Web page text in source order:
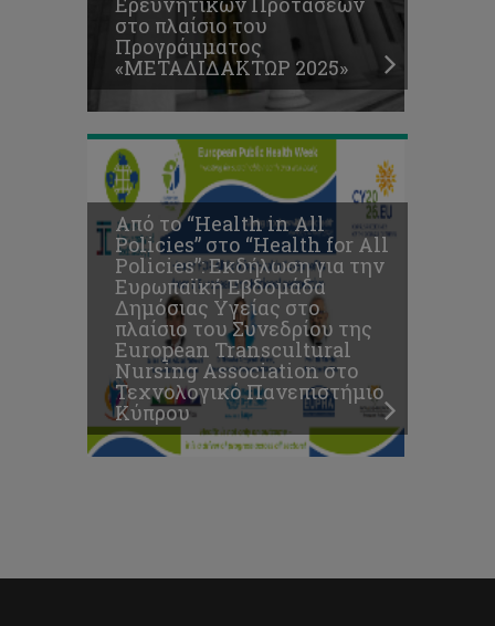
στο πλαίσιο του
Προγράμματος
«ΜΕΤΑΔΙΔΑΚΤΩΡ 2025»
Association
στο
Τεχνολογικό
Πανεπιστήμιο
Κύπρου
Από το “Health in All
Policies” στο “Health for All
Policies”: Εκδήλωση για την
Ευρωπαϊκή Εβδομάδα
Δημόσιας Υγείας στο
πλαίσιο του Συνεδρίου της
European Transcultural
Nursing Association στο
Τεχνολογικό Πανεπιστήμιο
Κύπρου